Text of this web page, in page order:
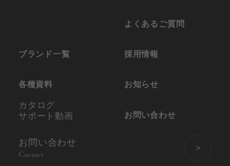
ブランド一覧
各種資料
カタログ
サポート動画
よくあるご質問
採用情報
お知らせ
お問い合わせ
お問い合わせ
Contact